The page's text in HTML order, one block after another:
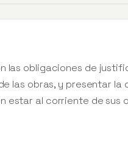
las obligaciones de
las obras, y presentar la
estar al corriente de